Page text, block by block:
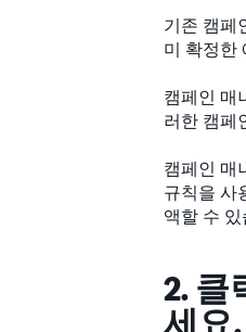
기존 캠페
미 확정한
캠페인 매
러한 캠페
캠페인 매
규칙을 사
액할 수
2. 클
세요.